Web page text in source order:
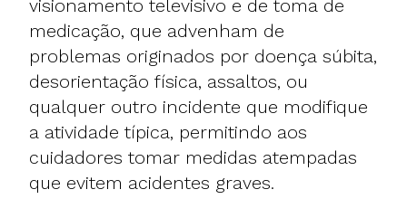
visionamento televisivo e de toma de
medicação, que advenham de
problemas originados por doença súbita,
desorientação física, assaltos, ou
qualquer outro incidente que modifique
a atividade típica, permitindo aos
cuidadores tomar medidas atempadas
que evitem acidentes graves.